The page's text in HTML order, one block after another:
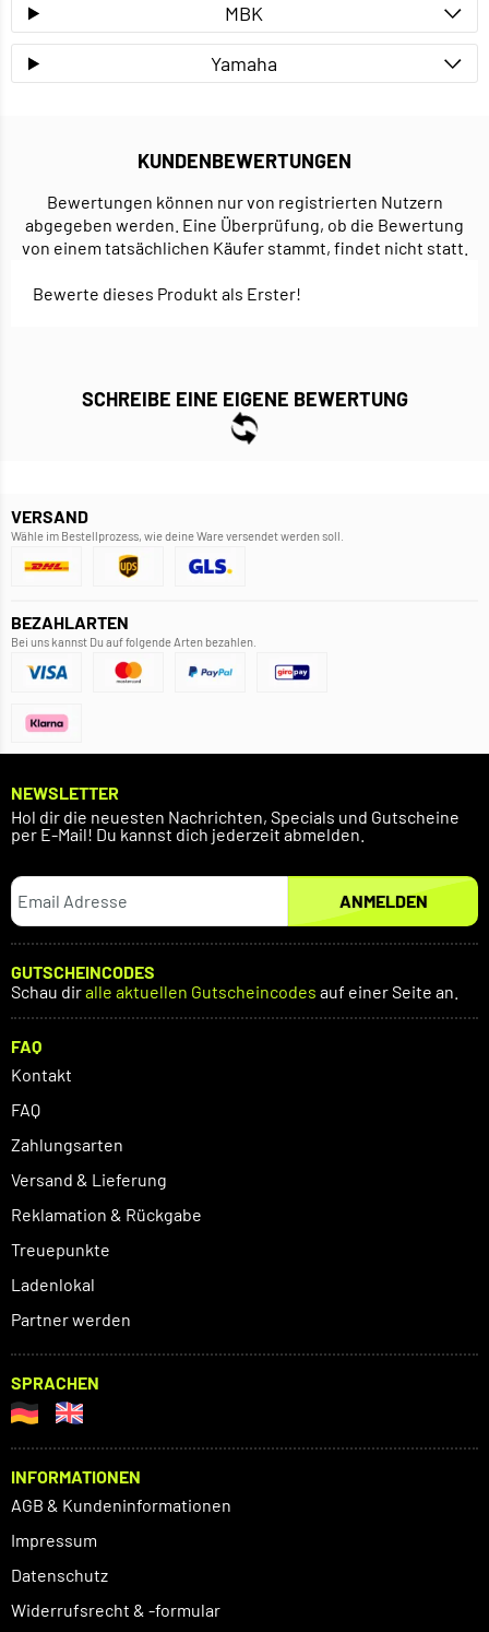
MBK
Yamaha
KUNDENBEWERTUNGEN
Bewertungen können nur von registrierten Nutzern
abgegeben werden. Eine Überprüfung, ob die Bewertung
von einem tatsächlichen Käufer stammt, findet nicht statt.
Bewerte dieses Produkt als Erster!
SCHREIBE EINE EIGENE BEWERTUNG
VERSAND
Wähle im Bestellprozess, wie deine Ware versendet werden soll.
BEZAHLARTEN
Bei uns kannst Du auf folgende Arten bezahlen.
NEWSLETTER
Hol dir die neuesten Nachrichten, Specials und Gutscheine
per E-Mail! Du kannst dich jederzeit abmelden.
ANMELDEN
GUTSCHEINCODES
Schau diralle aktuellen Gutscheincodes auf einer Seite an.
FAQ
Kontakt
FAQ
Zahlungsarten
Versand & Lieferung
Reklamation & Rückgabe
Treuepunkte
Ladenlokal
Partner werden
SPRACHEN
INFORMATIONEN
AGB & Kundeninformationen
Impressum
Datenschutz
Widerrufsrecht & -formular